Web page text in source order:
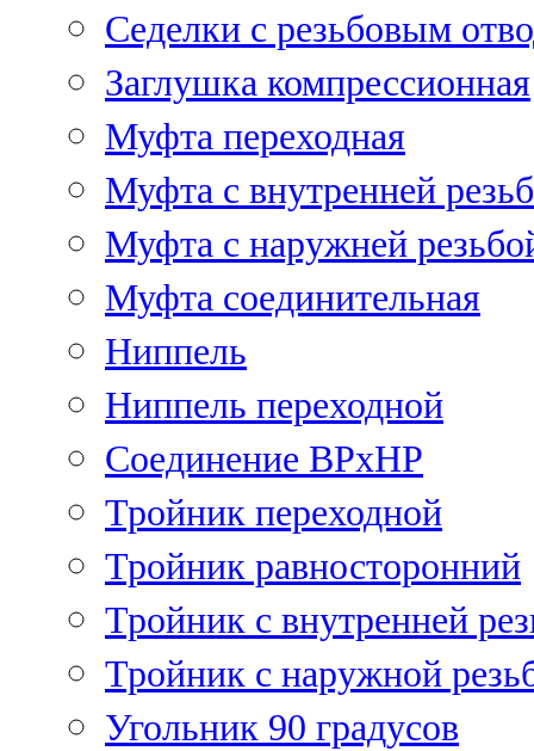
Седелки с резьбовым
Заглушка компрессионная
Муфта переходная
Муфта с внутренней
Муфта с наружней
Муфта соединительная
Ниппель
Ниппель переходной
Соединение ВРхНР
Тройник переходной
Тройник равносторонний
Тройник с внутренней
Тройник с наружной
Угольник 90 градусов